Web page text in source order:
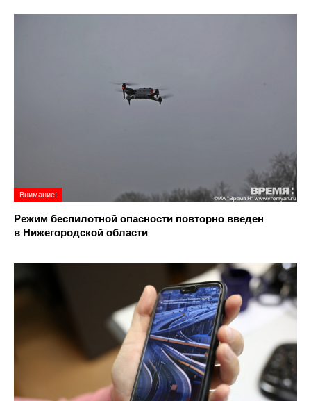
Внимание!
Режим беспилотной опасности повторно введен
в Нижегородской области